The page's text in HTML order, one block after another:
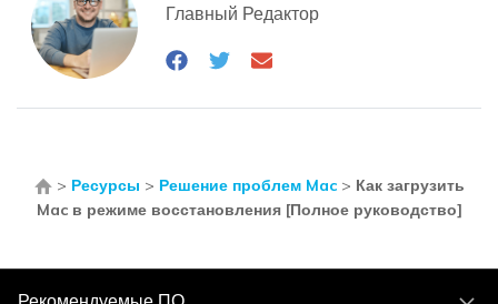
Главный Редактор
> Ресурсы > Решение проблем Mac> Как загрузить
Mac в режиме восстановления [Полное руководство]